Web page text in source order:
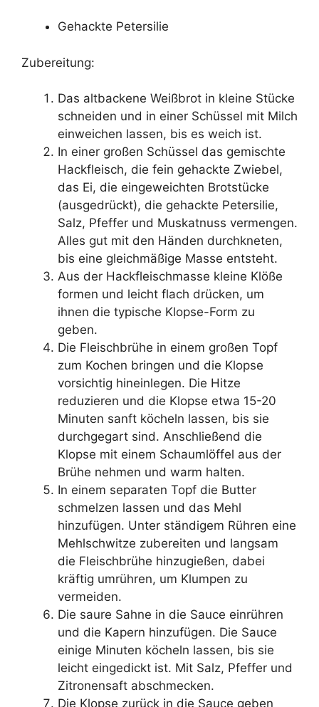
Gehackte Petersilie
Zubereitung:
Das altbackene Weißbrot in kleine Stücke
schneiden und in einer Schüssel mit Milch
einweichen lassen, bis es weich ist.
In einer großen Schüssel das gemischte
Hackfleisch, die fein gehackte Zwiebel,
das Ei, die eingeweichten Brotstücke
(ausgedrückt), die gehackte Petersilie,
Salz, Pfeffer und Muskatnuss vermengen.
Alles gut mit den Händen durchkneten,
bis eine gleichmäßige Masse entsteht.
Aus der Hackfleischmasse kleine Klöße
formen und leicht flach drücken, um
ihnen die typische Klopse-Form zu
geben.
Die Fleischbrühe in einem großen Topf
zum Kochen bringen und die Klopse
vorsichtig hineinlegen. Die Hitze
reduzieren und die Klopse etwa 15-20
Minuten sanft köcheln lassen, bis sie
durchgegart sind. Anschließend die
Klopse mit einem Schaumlöffel aus der
Brühe nehmen und warm halten.
In einem separaten Topf die Butter
schmelzen lassen und das Mehl
hinzufügen. Unter ständigem Rühren eine
Mehlschwitze zubereiten und langsam
die Fleischbrühe hinzugießen, dabei
kräftig umrühren, um Klumpen zu
vermeiden.
Die saure Sahne in die Sauce einrühren
und die Kapern hinzufügen. Die Sauce
einige Minuten köcheln lassen, bis sie
leicht eingedickt ist. Mit Salz, Pfeffer und
Zitronensaft abschmecken.
Die Klopse zurück in die Sauce geben